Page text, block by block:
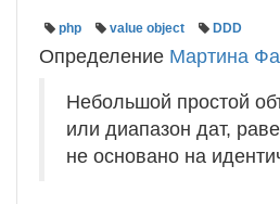
php value object DDD
Определение Мартина
Небольшой простой
или диапазон дат,
не основано на